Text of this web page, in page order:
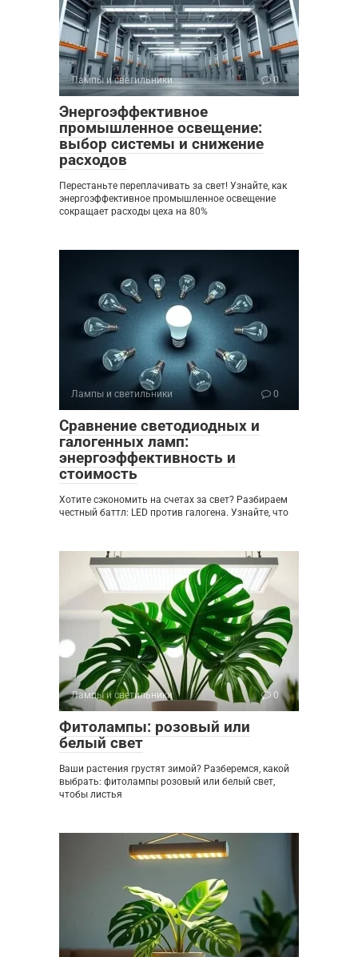
Лампы и светильники 0
Энергоэффективное
промышленное освещение:
выбор системы и снижение
расходов
Перестаньте переплачивать за свет! Узнайте, как
энергоэффективное промышленное освещение
сокращает расходы цеха на 80%
Лампы и светильники 0
Сравнение светодиодных и
галогенных ламп:
энергоэффективность и
стоимость
Хотите сэкономить на счетах за свет? Разбираем
честный баттл: LED против галогена. Узнайте, что
Лампы и светильники 0
Фитолампы: розовый или
белый свет
Ваши растения грустят зимой? Разберемся, какой
выбрать: фитолампы розовый или белый свет,
чтобы листья